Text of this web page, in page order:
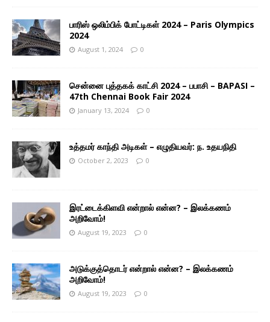
பாரிஸ் ஒலிம்பிக் போட்டிகள் 2024 – Paris Olympics
2024
August 1, 2024 0
சென்னை புத்தகக் காட்சி 2024 – பபாசி – BAPASI –
47th Chennai Book Fair 2024
January 13, 2024 0
உத்தமர் காந்தி அடிகள் – எழுதியவர்: ந. உதயநிதி
October 2, 2023 0
இரட்டைக்கிளவி என்றால் என்ன? – இலக்கணம்
அறிவோம்!
August 19, 2023 0
அடுக்குத்தொடர் என்றால் என்ன? – இலக்கணம்
அறிவோம்!
August 19, 2023 0